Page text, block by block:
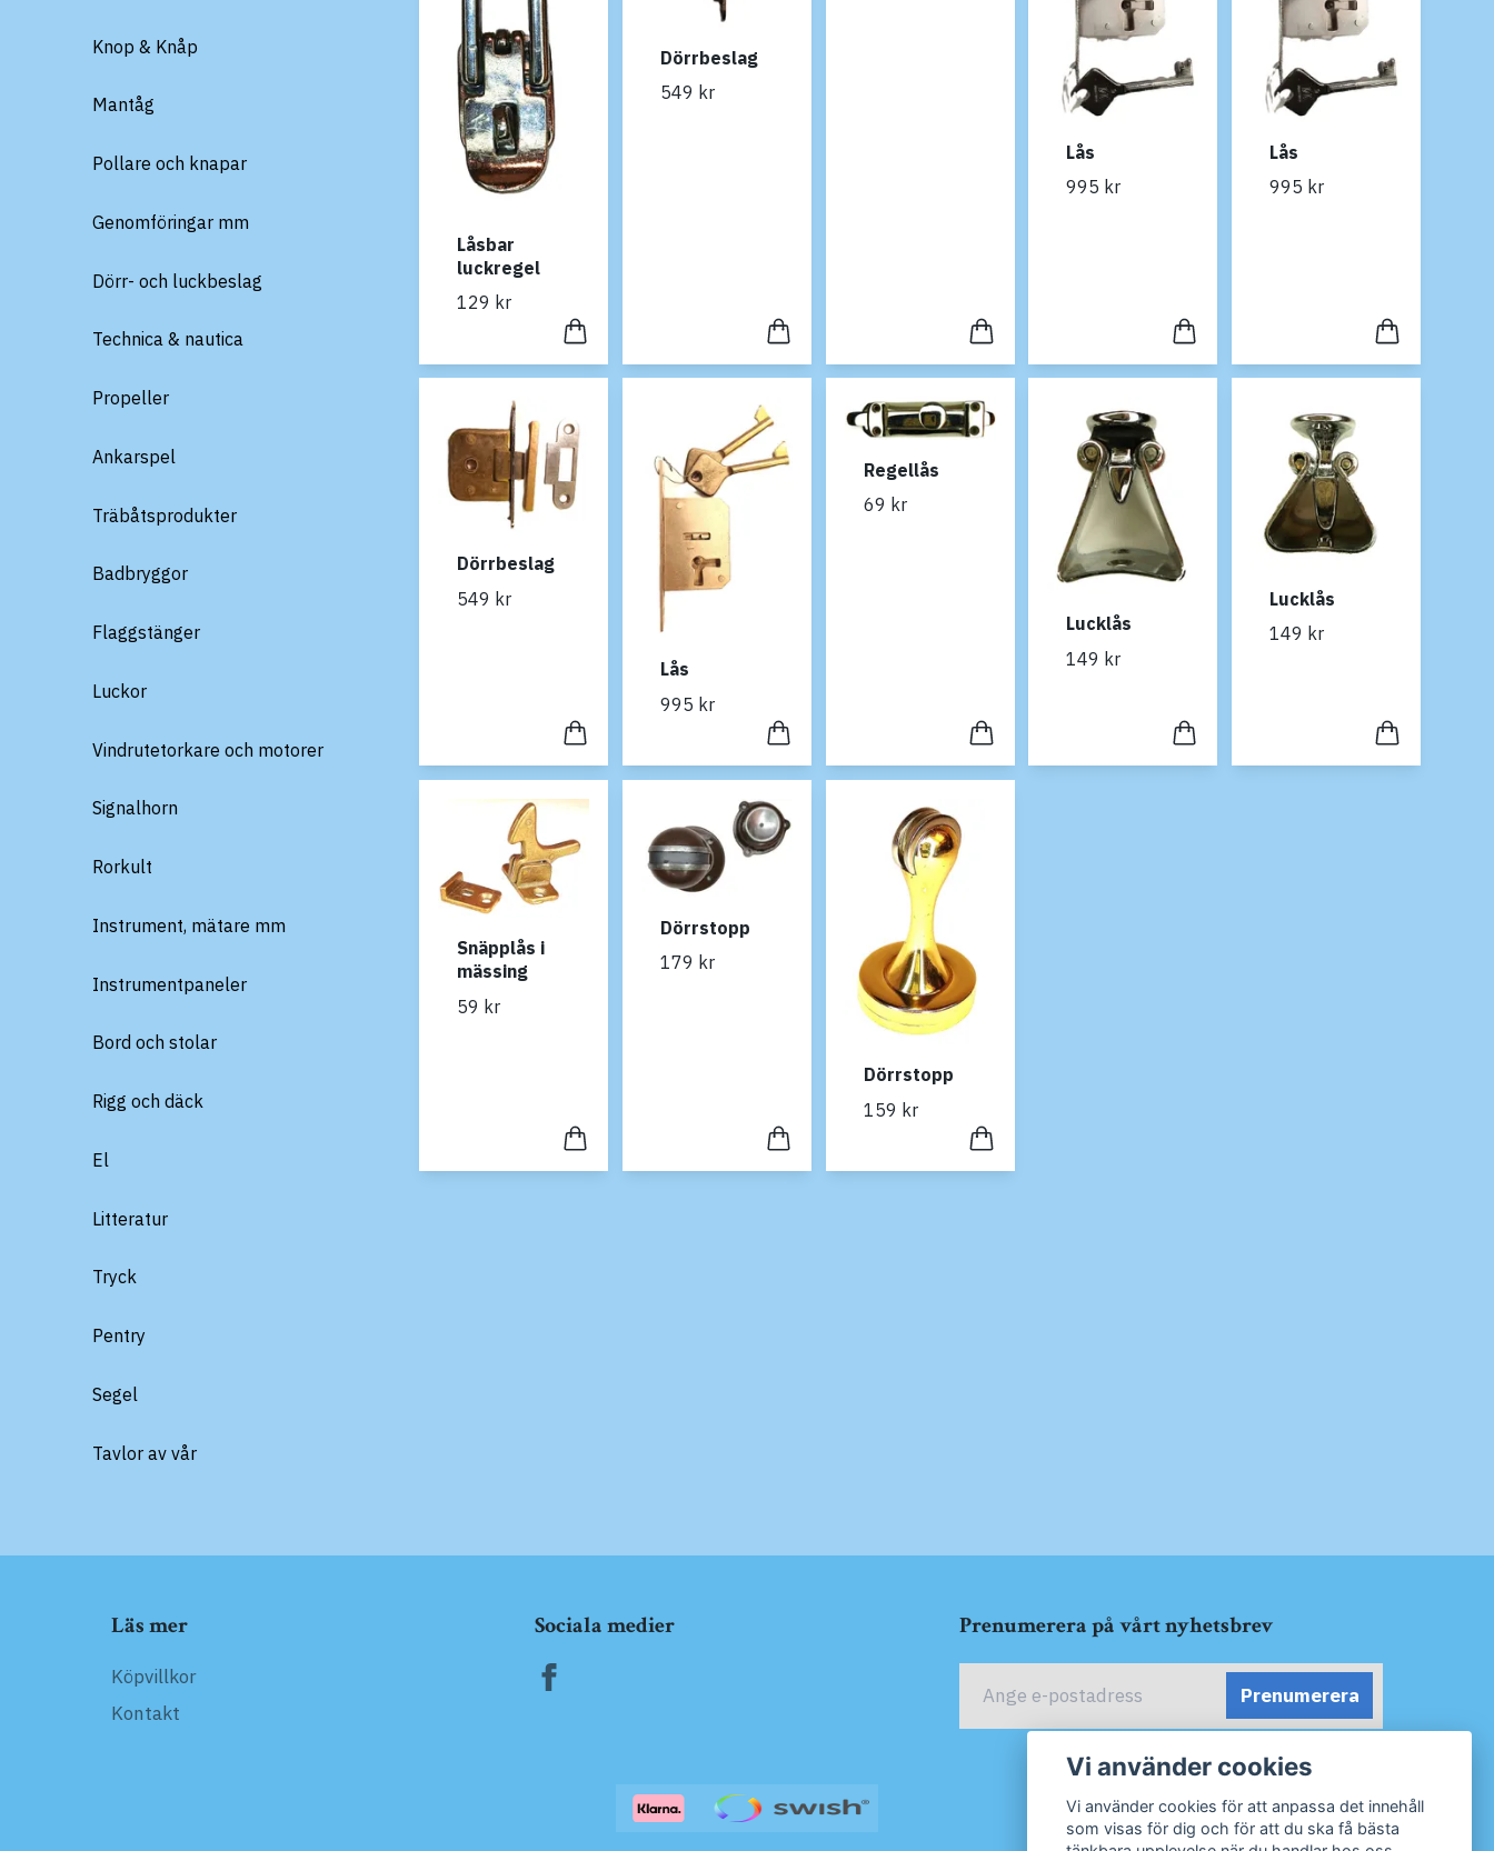
Knop & Knåp
Mantåg
Pollare och knapar
Genomföringar mm
Dörr- och luckbeslag
Technica & nautica
Propeller
Ankarspel
Träbåtsprodukter
Badbryggor
Flaggstänger
Luckor
Vindrutetorkare och motorer
Signalhorn
Rorkult
Instrument, mätare mm
Instrumentpaneler
Bord och stolar
Rigg och däck
El
Litteratur
Tryck
Pentry
Segel
Tavlor av vår
Låsbar
luckregel
129 kr
Dörrbeslag
549 kr
Lås
995 kr
Lås
995 kr
Dörrbeslag
549 kr
Lås
995 kr
Regellås
69 kr
Lucklås
149 kr
Lucklås
149 kr
Snäpplås i
mässing
59 kr
Dörrstopp
179 kr
Dörrstopp
159 kr
Läs mer
Köpvillkor
Kontakt
Sociala medier Prenumerera på vårt nyhetsbrev
Prenumerera
Vi använder cookies
Vi använder cookies för att anpassa det innehåll
som visas för dig och för att du ska få bästa